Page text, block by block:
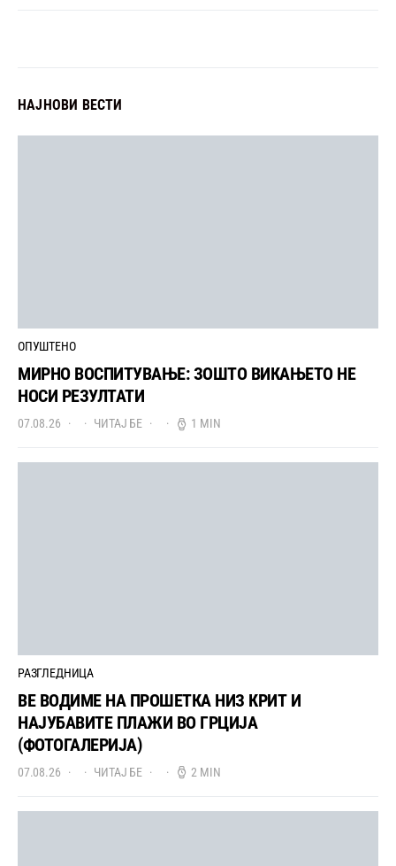
НАЈНОВИ ВЕСТИ
ОПУШТЕНО
МИРНО ВОСПИТУВАЊЕ: ЗОШТО ВИКАЊЕТО НЕ
НОСИ РЕЗУЛТАТИ
07.08.26 ЧИТАЈ БЕ 1 MIN
РАЗГЛЕДНИЦА
ВЕ ВОДИМЕ НА ПРОШЕТКА НИЗ КРИТ И
НАЈУБАВИТЕ ПЛАЖИ ВО ГРЦИЈА
(ФОТОГАЛЕРИЈА)
07.08.26 ЧИТАЈ БЕ 2 MIN